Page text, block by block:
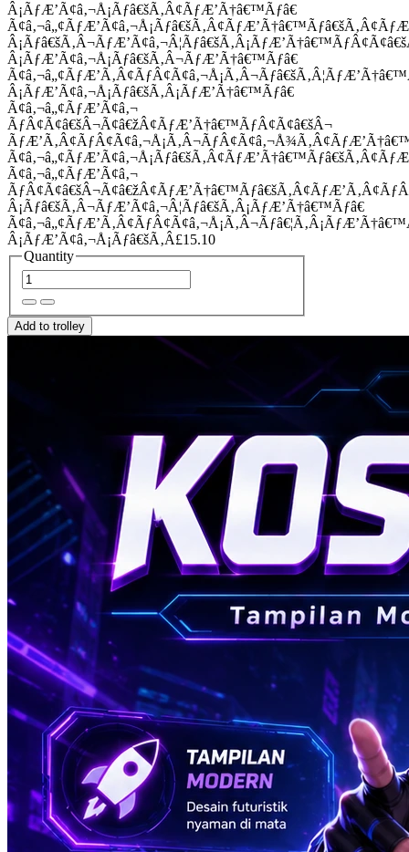
Â¡ÃƒÆ’Ã¢â‚¬Å¡Ãƒâ€šÃ‚Â¢ÃƒÆ’Ã†â€™Ãƒâ€
Â¡ÃƒÆ’Ã¢â‚¬Å¡Ãƒâ€šÃ‚Â¬ÃƒÆ’Ã†â€™Ãƒâ€
Â¡ÃƒÆ’Ã¢â‚¬Å¡Ãƒâ€šÃ‚Â¡ÃƒÆ’Ã†â€™Ãƒâ€
Ã¢â‚¬â„¢ÃƒÆ’Ã¢â‚¬
ÃƒÂ¢Ã¢â€šÂ¬Ã¢â€žÂ¢ÃƒÆ’Ã†â€™ÃƒÂ¢Ã¢â€šÂ¬
Ã¢â‚¬â„¢ÃƒÆ’Ã¢â‚¬
Â¡Ãƒâ€šÃ‚Â¬ÃƒÆ’Ã¢â‚¬Â¦Ãƒâ€šÃ‚Â¡ÃƒÆ’Ã†â€™Ãƒâ€
Â¡ÃƒÆ’Ã¢â‚¬Å¡Ãƒâ€šÃ‚Â£15.10
Quantity
Add to trolley